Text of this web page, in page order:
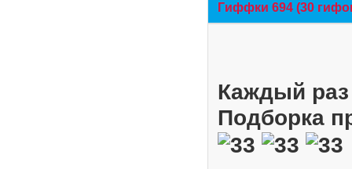
Гиффки 694 (30
Каждый
Подборка